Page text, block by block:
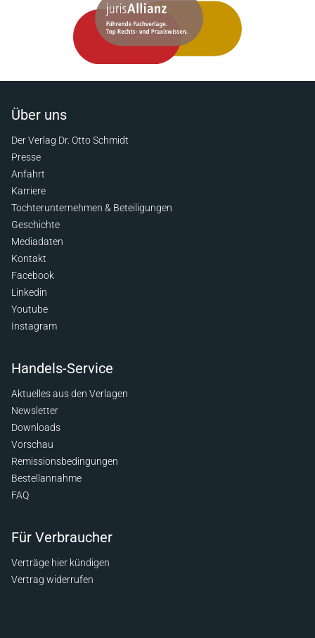
Über uns
Der Verlag Dr. Otto Schmidt
Presse
Anfahrt
Karriere
Tochterunternehmen & Beteiligungen
Geschichte
Mediadaten
Kontakt
Facebook
Linkedin
Youtube
Instagram
Handels-Service
Aktuelles aus den Verlagen
Newsletter
Downloads
Vorschau
Remissionsbedingungen
Bestellannahme
FAQ
Für Verbraucher
Verträge hier kündigen
Vertrag widerrufen